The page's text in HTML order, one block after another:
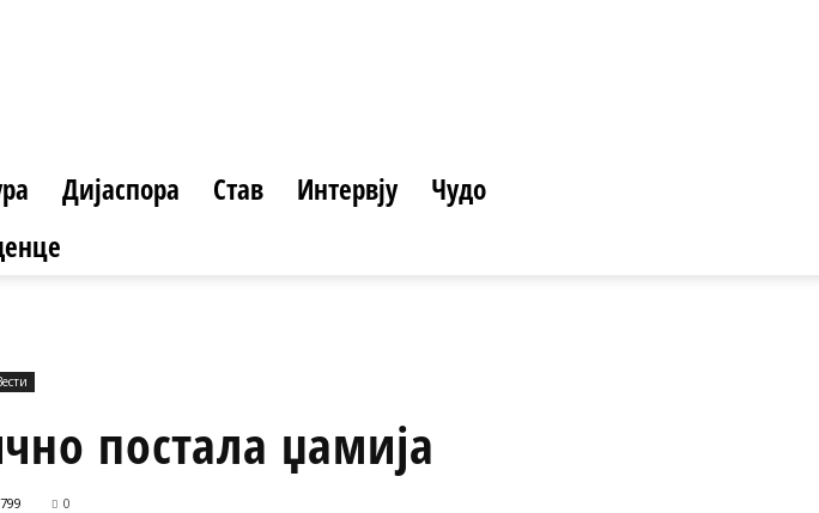
Дијаспора Став Интервју
Чудо
постала џамија
799 0